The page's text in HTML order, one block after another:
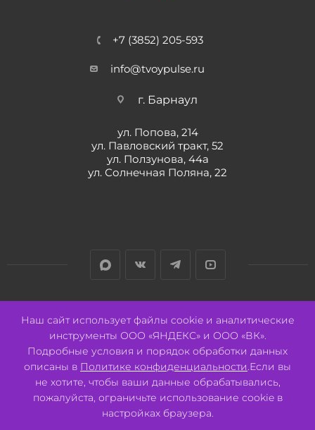
+7 (3852) 205-593
info@tvoypulse.ru
г. Барнаул
ул. Попова, 214
ул. Павловский тракт, 52
ул. Ползунова, 44а
ул. Солнечная Поляна, 22
2026 © ООО "СВК"/ 656064 г. Барнаул, ул. Павловский тракт, 52.
ИНН 2221130516 ОГРН 1082221000531.
Pulse - сеть магазинов для активных
Разработано:Авалон
Наш сайт использует файлы cookie и аналитические
инструменты ООО «ЯНДЕКС» и ООО «ВК».
Подробные условия и порядок обработки данных
описаны в Политике конфиденциальности.Если вы
не хотите, чтобы ваши данные обрабатывались,
пожалуйста, ограничьте использование cookie в
настройках браузера.